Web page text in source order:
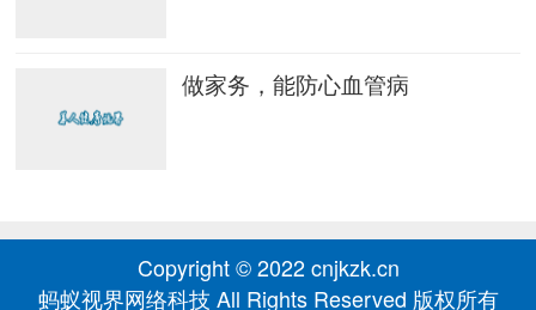
做家务，能防心血管病
Copyright © 2022 cnjkzk.cn
蚂蚁视界网络科技 All Rights Reserved 版权所有